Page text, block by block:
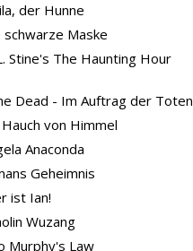
der Hunne
schwarze Maske
Stine's The Haunting Hour
Dead - Im Auftrag der Toten
Hauch von Himmel
Anaconda
Geheimnis
ist Ian!
Wuzang
Murphy's Law